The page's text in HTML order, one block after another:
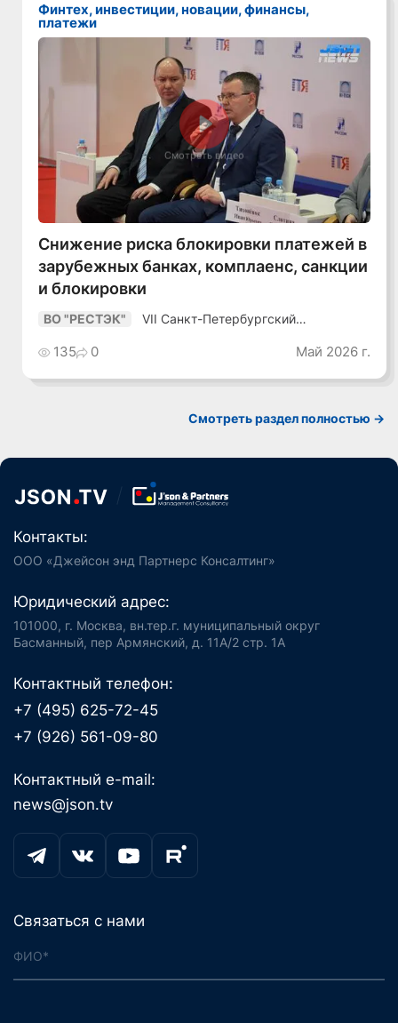
Финтех, инвестиции, новации, финансы,
платежи
Смотреть видео
Снижение риска блокировки платежей в
зарубежных банках, комплаенс, санкции
и блокировки
ВО "РЕСТЭК"
VII Санкт-Петербургский
135 0 Май 2026 г.
Смотреть раздел полностью ->
Контакты:
ООО «Джейсон энд Партнерс Консалтинг»
Юридический адрес:
101000, г. Москва, вн.тер.г. муниципальный округ
Басманный, пер Армянский, д. 11А/2 стр. 1А
Контактный телефон:
+7 (495) 625-72-45
+7 (926) 561-09-80
Контактный e-mail:
news@json.tv
Связаться с нами